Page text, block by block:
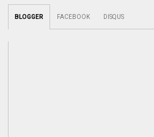
BLOGGER FACEBOOK DISQUS